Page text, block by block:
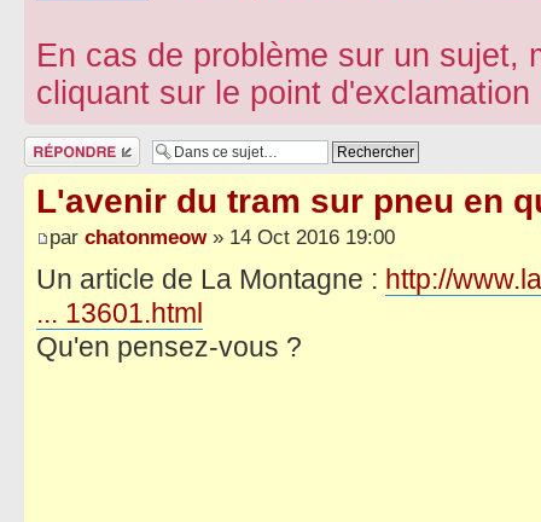
En cas de problème sur un sujet,
cliquant sur le point
Répondre
L'avenir du tram sur pneu en
par chatonmeow» 14 Oct 2016 19:00
Un article de La Montagne : http://
... 13601.html
Qu'en pensez-vous ?